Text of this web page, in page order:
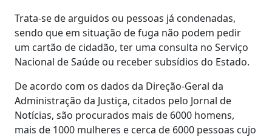
Trata-se de arguidos ou pessoas já condenadas,
sendo que em situação de fuga não podem pedir
um cartão de cidadão, ter uma consulta no Serviço
Nacional de Saúde ou receber subsídios do Estado.
De acordo com os dados da Direção-Geral da
Administração da Justiça, citados pelo Jornal de
Notícias, são procurados mais de 6000 homens,
mais de 1000 mulheres e cerca de 6000 pessoas cujo